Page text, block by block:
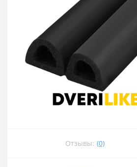
Отзывы: (0)